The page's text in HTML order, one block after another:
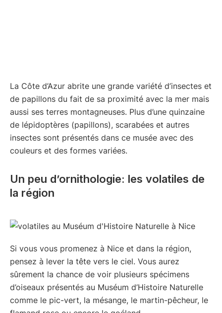
La Côte d’Azur abrite une grande variété d’insectes et
de papillons du fait de sa proximité avec la mer mais
aussi ses terres montagneuses. Plus d’une quinzaine
de lépidoptères (papillons), scarabées et autres
insectes sont présentés dans ce musée avec des
couleurs et des formes variées.
Un peu d’ornithologie: les volatiles de
la région
Si vous vous promenez à Nice et dans la région,
pensez à lever la tête vers le ciel. Vous aurez
sûrement la chance de voir plusieurs spécimens
d’oiseaux présentés au Muséum d’Histoire Naturelle
comme le pic-vert, la mésange, le martin-pêcheur, le